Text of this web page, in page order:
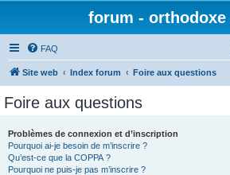
forum - orthodoxe
FAQ
Site web Index forum Foire aux questions
Foire aux questions
Problèmes de connexion et d’inscription
Pourquoi ai-je besoin de m’inscrire ?
Qu’est-ce que la COPPA ?
Pourquoi ne puis-je pas m’inscrire ?